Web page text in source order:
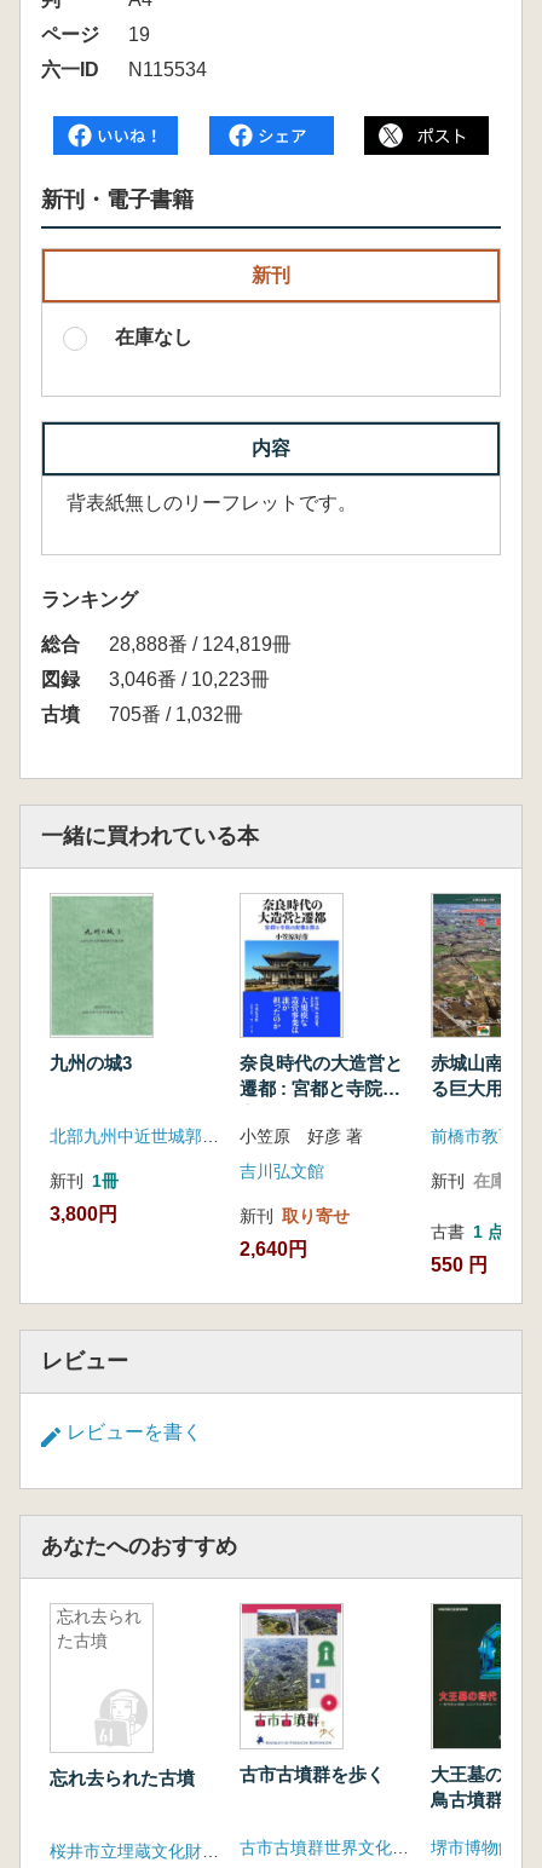
ページ
19
六一ID
N115534
新刊・電子書籍
新刊
在庫なし
内容
背表紙無しのリーフレットです。
ランキング
総合
28,888番 / 124,819冊
図録
3,046番 / 10,223冊
古墳
705番 / 1,032冊
一緒に買われている本
九州の城3
北部九州中近世城郭研究会
新刊 1冊
3,800円
奈良時代の大造営と
遷都 : 宮都と寺院の
小笠原 好彦 著
吉川弘文館
新刊 取り寄せ
2,640円
赤城山南麓
る巨大用水
前橋市教育委
新刊 在庫なし
古書 1 点
550 円
レビュー
レビューを書く
あなたへのおすすめ
忘れ去られ
た古墳
忘れ去られた古墳 古市古墳群を歩く
大王墓の時
鳥古墳群・
堺市博物館